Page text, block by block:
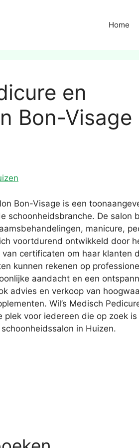
Home
en
Bon-Visage
Bon-Visage is een
schoonheidsbranche. De salon
manicure,
voortdurend ontwikkeld door
certificaten om haar klanten
kunnen rekenen op
aandacht en een
advies en verkoop van
Wil’s Medisch
voor iedereen die op zoek is
in Huizen.